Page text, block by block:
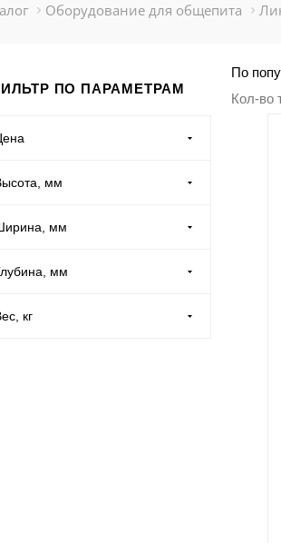
металлические
мебель
Оборудование для общепита
ПО ПАРАМЕТРАМ
мм
мм
мм
кг
По
Кол-во